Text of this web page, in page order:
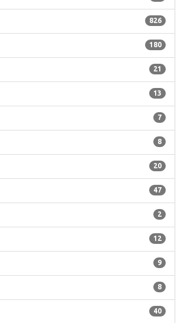
826
180
21
13
7
8
20
47
2
12
9
8
40